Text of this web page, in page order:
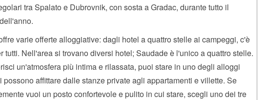
tra Spalato e Dubrovnik, con sosta a Gradac, durante tutto il
varie offerte alloggiative: dagli hotel a quattro stelle ai campeggi, c'è
tutti. Nell'area si trovano diversi hotel; Saudade è l'unico a quattro stelle.
un'atmosfera più intima e rilassata, puoi stare in uno degli alloggi
possono affittare dalle stanze private agli appartamenti e villette. Se
vuoi un posto confortevole e pulito in cui stare, scegli uno dei tre